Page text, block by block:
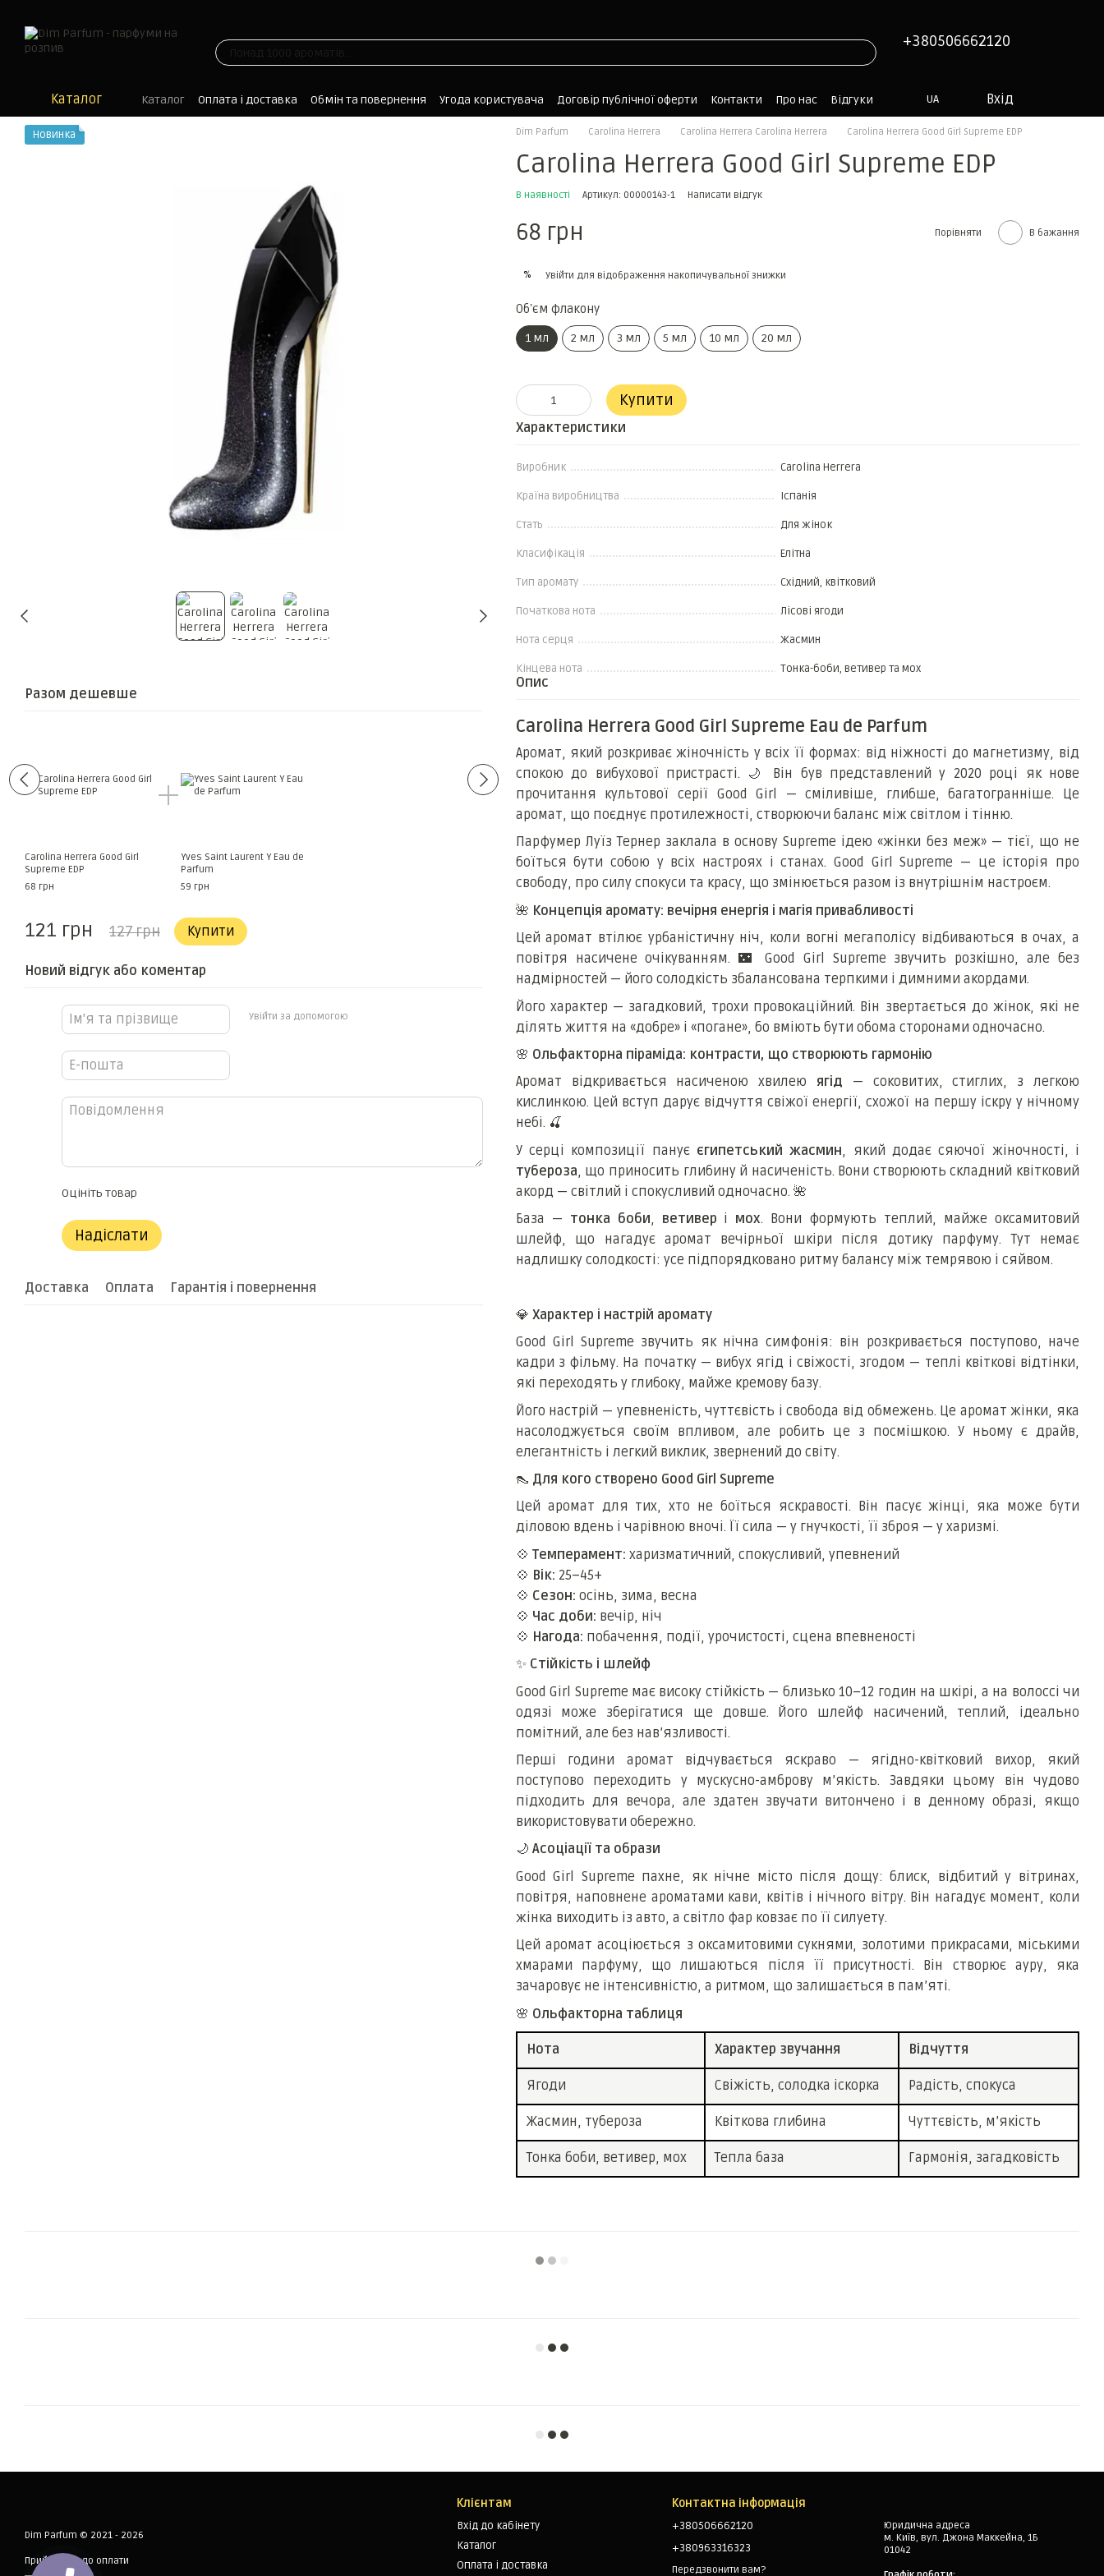
+380506662120
Каталог Каталог Оплата і доставка Обмін та повернення Угода користувача Договір публічної оферти Контакти Про нас
Відгуки
Блог
UA Вхід
Новинка
Разом дешевше
Carolina Herrera Good Girl
Supreme EDP
68 грн
Yves Saint Laurent Y Eau de
Parfum
59 грн
121 грн 127 грн Купити
Carolina Herrera Good Girl
Supreme EDP
Anna Sui Fantasia Mermaid
edt, США
360 грн
407 грн 428 грн Купити
Новий відгук або коментар
Увійти за допомогою
Оцініть товар
Надіслати
Доставка Оплата Гарантія і повернення
Dim Parfum Carolina Herrera Carolina Herrera Carolina Herrera Carolina Herrera Good Girl Supreme EDP
Carolina Herrera Good Girl Supreme EDP
В наявності Артикул: 00000143-1 Написати відгук
68 грн Порівняти В бажання
% Увійти для відображення накопичувальної знижки
Обʼєм флакону
1 мл 2 мл 3 мл 5 мл 10 мл 20 мл
Купити
Характеристики
Виробник Carolina Herrera
Країна виробництва Іспанія
Стать Для жінок
Класифікація Елітна
Тип аромату Східний, квітковий
Початкова нота Лісові ягоди
Нота серця Жасмин
Кінцева нота Тонка-боби, ветивер та мох
Опис
Carolina Herrera Good Girl Supreme Eau de Parfum
Аромат, який розкриває жіночність у всіх її формах: від ніжності до магнетизму, від
спокою до вибухової пристрасті. 🌙
Він був представлений у 2020 році як нове
прочитання культової серії Good Girl — сміливіше, глибше, багатогранніше. Це
аромат, що поєднує протилежності, створюючи баланс між світлом і тінню.
Парфумер Луїз Тернер заклала в основу Supreme ідею «жінки без меж» — тієї, що не
боїться бути собою у всіх настроях і станах. Good Girl Supreme — це історія про
свободу, про силу спокуси та красу, що змінюється разом із внутрішнім настроєм.
🌺 Концепція аромату: вечірня енергія і магія привабливості
Цей аромат втілює урбаністичну ніч, коли вогні мегаполісу відбиваються в очах, а
повітря насичене очікуванням.🌃
Good Girl Supreme звучить розкішно, але без
надмірностей — його солодкість збалансована терпкими і димними акордами.
Його характер — загадковий, трохи провокаційний. Він звертається до жінок, які не
ділять життя на «добре» і «погане», бо вміють бути обома сторонами одночасно.
🌸 Ольфакторна піраміда: контрасти, що створюють гармонію
Аромат відкривається насиченою хвилею ягід — соковитих, стиглих, з легкою
кислинкою. Цей вступ дарує відчуття свіжої енергії, схожої на першу іскру у нічному
небі. 🍒
У серці композиції панує єгипетський жасмин, який додає сяючої жіночності, і
тубероза, що приносить глибину й насиченість. Вони створюють складний квітковий
акорд — світлий і спокусливий одночасно. 🌺
База — тонка боби, ветивер і мох. Вони формують теплий, майже оксамитовий
шлейф, що нагадує аромат вечірньої шкіри після дотику парфуму. Тут немає
надлишку солодкості: усе підпорядковано ритму балансу між темрявою і сяйвом.
💎 Характер і настрій аромату
Good Girl Supreme звучить як нічна симфонія: він розкривається поступово, наче
кадри з фільму. На початку — вибух ягід і свіжості, згодом — теплі квіткові відтінки,
які переходять у глибоку, майже кремову базу.
Його настрій — упевненість, чуттєвість і свобода від обмежень. Це аромат жінки, яка
насолоджується своїм впливом, але робить це з посмішкою. У ньому є драйв,
елегантність і легкий виклик, звернений до світу.
👠 Для кого створено Good Girl Supreme
Цей аромат для тих, хто не боїться яскравості. Він пасує жінці, яка може бути
діловою вдень і чарівною вночі. Її сила — у гнучкості, її зброя — у харизмі.
💠 Темперамент: харизматичний, спокусливий, упевнений
💠 Вік: 25–45+
💠 Сезон: осінь, зима, весна
💠 Час доби: вечір, ніч
💠 Нагода: побачення, події, урочистості, сцена впевненості
✨ Стійкість і шлейф
Good Girl Supreme має високу стійкість — близько 10–12 годин на шкірі, а на волоссі чи
одязі може зберігатися ще довше. Його шлейф насичений, теплий, ідеально
помітний, але без нав’язливості.
Перші години аромат відчувається яскраво — ягідно-квітковий вихор, який
поступово переходить у мускусно-амброву м’якість. Завдяки цьому він чудово
підходить для вечора, але здатен звучати витончено і в денному образі, якщо
використовувати обережно.
🌙 Асоціації та образи
Good Girl Supreme пахне, як нічне місто після дощу: блиск, відбитий у вітринах,
повітря, наповнене ароматами кави, квітів і нічного вітру. Він нагадує момент, коли
жінка виходить із авто, а світло фар ковзає по її силуету.
Цей аромат асоціюється з оксамитовими сукнями, золотими прикрасами, міськими
хмарами парфуму, що лишаються після її присутності. Він створює ауру, яка
зачаровує не інтенсивністю, а ритмом, що залишається в пам’яті.
🌸 Ольфакторна таблиця
Нота Характер звучання Відчуття
Ягоди Свіжість, солодка іскорка Радість, спокуса
Жасмин, тубероза Квіткова глибина Чуттєвість, м’якість
Тонка боби, ветивер, мох Тепла база Гармонія, загадковість
Dim Parfum © 2021 - 2026
Приймаємо до оплати
Клієнтам
Вхід до кабінету
Каталог
Оплата і доставка
Контактна інформація
+380506662120
+380963316323
Передзвонити вам?
Юридична адреса
м. Київ, вул. Джона Маккейна, 1Б
01042